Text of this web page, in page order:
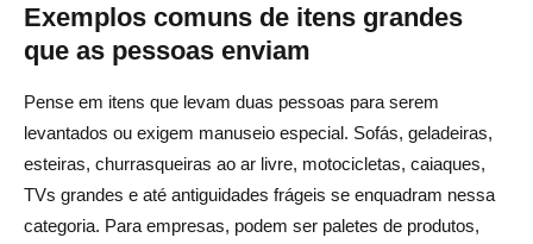
Gerencie seguros e reclamações, se necessário
Conclusão — Envio de itens grandes de forma
inteligente
Perguntas frequentes sobre o envio de itens grandes
Qual é a forma mais barata de enviar itens grandes?
Exemplos comuns de itens grandes
que as pessoas enviam
Pense em itens que levam duas pessoas para serem
levantados ou exigem manuseio especial. Sofás, geladeiras,
esteiras, churrasqueiras ao ar livre, motocicletas, caiaques,
TVs grandes e até antiguidades frágeis se enquadram nessa
categoria. Para empresas, podem ser paletes de produtos,